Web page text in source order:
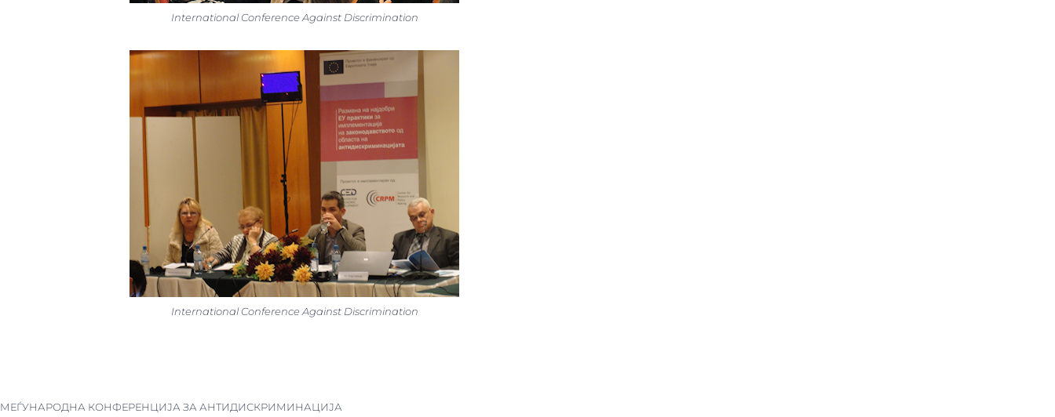
International Conference Against Discrimination
International Conference Against Discrimination
МЕЃУНАРОДНА КОНФЕРЕНЦИЈА ЗА АНТИДИСКРИМИНАЦИЈА